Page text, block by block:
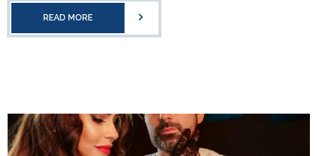
READ MORE